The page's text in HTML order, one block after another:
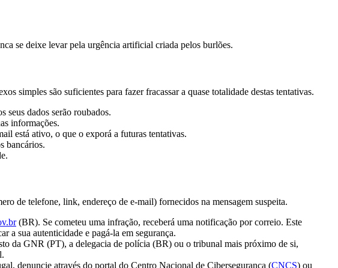
se deixe levar pela urgência artificial criada pelos burlões.
simples são suficientes para fazer fracassar a quase totalidade destas tentativas.
seus dados serão roubados.
informações.
está ativo, o que o exporá a futuras tentativas.
bancários.
de telefone, link, endereço de e-mail) fornecidos na mensagem suspeita.
(BR). Se cometeu uma infração, receberá uma notificação por correio. Este
a sua autenticidade e pagá-la em segurança.
da GNR (PT), a delegacia de polícia (BR) ou o tribunal mais próximo de si,
denuncie através do portal do Centro Nacional de Cibersegurança (CNCS) ou